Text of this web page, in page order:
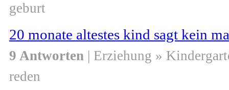
geburt
20 monate altestes kind sagt kein
9 Antworten | Erziehung »
reden